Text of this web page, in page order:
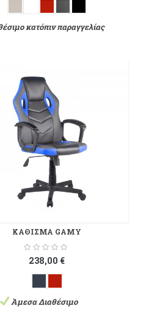
κατόπιν παραγγελίας
ΚΑΘΙΣΜΑ GAMY
238,00 €
Άμεσα Διαθέσιμο